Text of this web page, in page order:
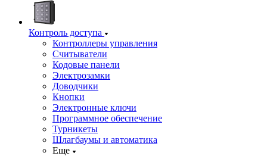
Контроль доступа
Контроллеры управления
Считыватели
Кодовые панели
Электрозамки
Доводчики
Кнопки
Электронные ключи
Программное обеспечение
Турникеты
Шлагбаумы и автоматика
Еще